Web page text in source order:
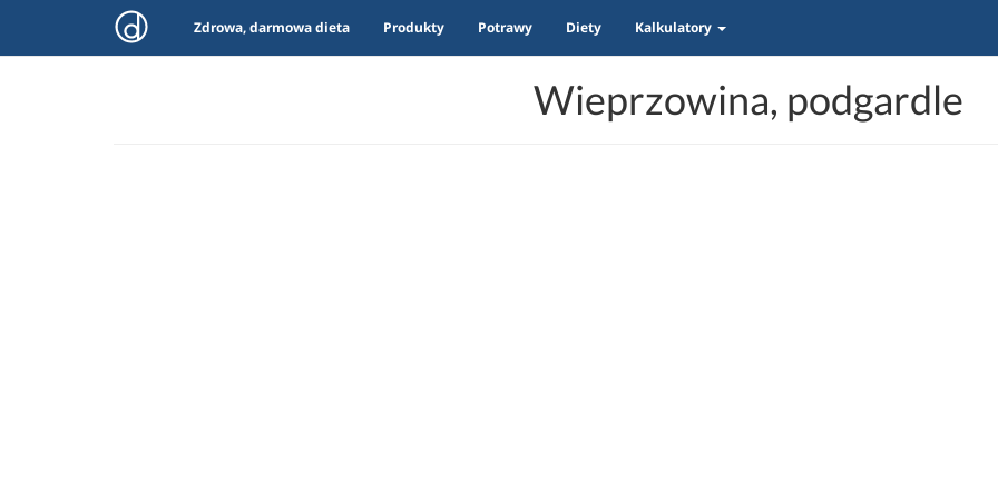
Zdrowa, darmowa dieta Produkty Potrawy Diety Kalkulatory
Wieprzowina, podgardle